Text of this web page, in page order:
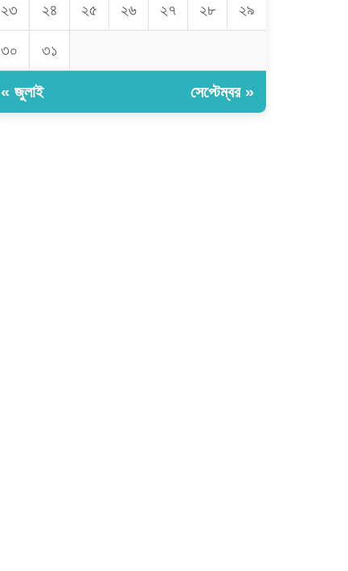
২৩ ২৪ ২৫ ২৬ ২৭ ২৮ ২৯
৩০ ৩১
« জুলাই সেপ্টেম্বর »